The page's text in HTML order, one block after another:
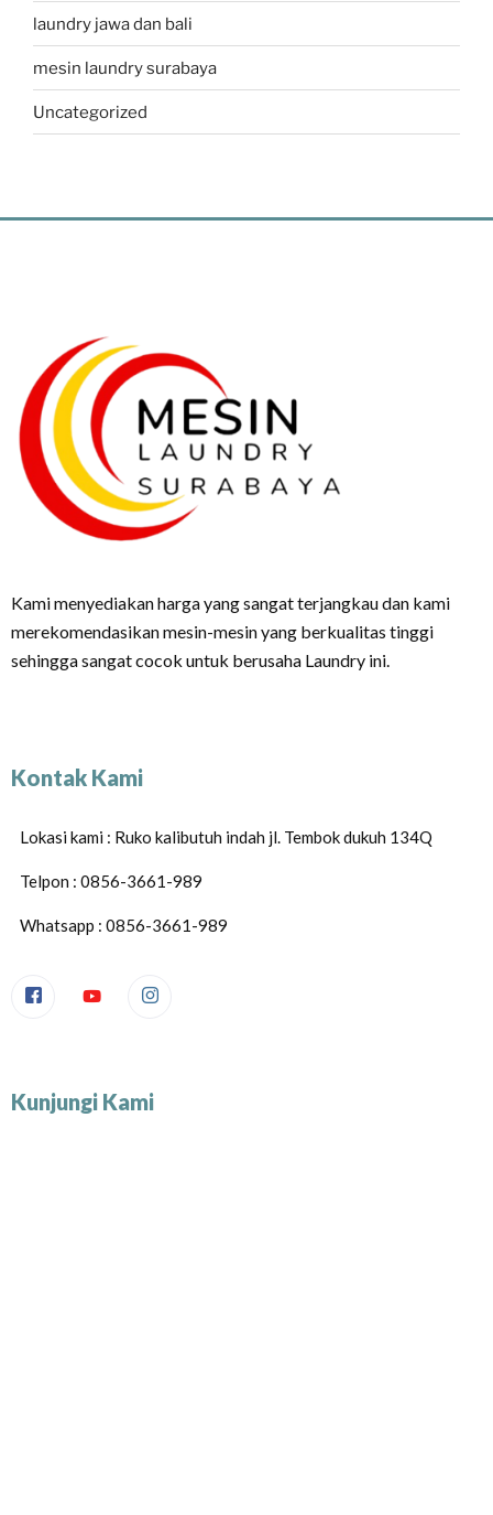
laundry jawa dan bali
mesin laundry surabaya
Uncategorized
Kami menyediakan harga yang sangat terjangkau dan kami
merekomendasikan mesin-mesin yang berkualitas tinggi
sehingga sangat cocok untuk berusaha Laundry ini.
Kontak Kami
Lokasi kami : Ruko kalibutuh indah jl. Tembok dukuh 134Q
Telpon : 0856-3661-989
Whatsapp : 0856-3661-989
Kunjungi Kami